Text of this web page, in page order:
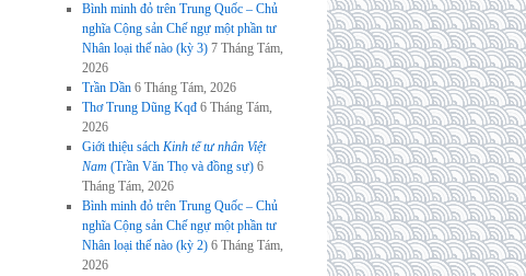
Bình minh đỏ trên Trung Quốc – Chủ
nghĩa Cộng sản Chế ngự một phần tư
Nhân loại thế nào (kỳ 3) 7 Tháng Tám,
2026
Trần Dần 6 Tháng Tám, 2026
Thơ Trung Dũng Kqđ 6 Tháng Tám,
2026
Giới thiệu sách Kinh tế tư nhân Việt
Nam (Trần Văn Thọ và đồng sự) 6
Tháng Tám, 2026
Bình minh đỏ trên Trung Quốc – Chủ
nghĩa Cộng sản Chế ngự một phần tư
Nhân loại thế nào (kỳ 2) 6 Tháng Tám,
2026